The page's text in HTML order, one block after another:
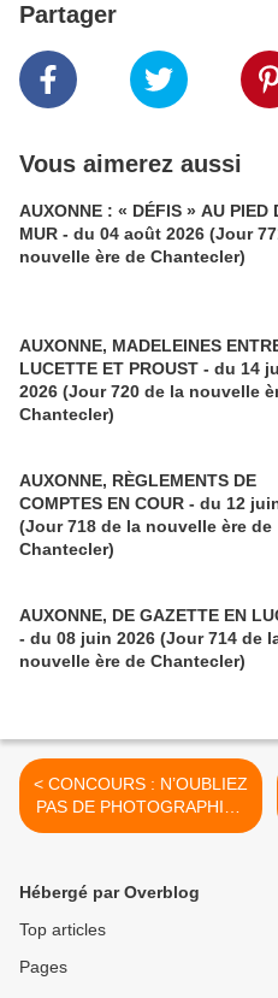
Partager
Vous aimerez aussi
AUXONNE : « DÉFIS » AU PIED
MUR - du 04 août 2026 (Jour
nouvelle ère de Chantecler)
AUXONNE, MADELEINES
LUCETTE ET PROUST - du 14
2026 (Jour 720 de la nouvelle
Chantecler)
AUXONNE, RÈGLEMENTS DE
COMPTES EN COUR - du 12
(Jour 718 de la nouvelle ère de
Chantecler)
AUXONNE, DE GAZETTE EN
- du 08 juin 2026 (Jour 714 de
nouvelle ère de Chantecler)
< CONCOURS : N’OUBLIEZ
PAS DE PHOTOGRAPHIER
LE CHARMOY ! - du 16 mai
Hébergé par Overblog
Top articles
Pages